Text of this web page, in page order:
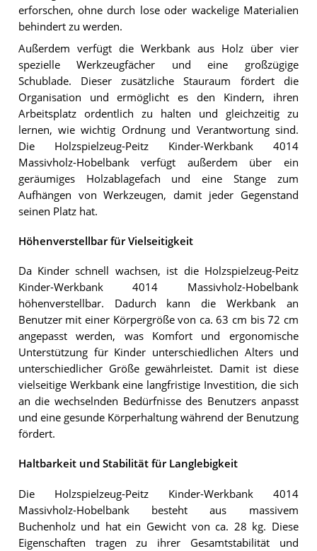
erforschen, ohne durch lose oder wackelige Materialien
behindert zu werden.
Außerdem verfügt die Werkbank aus Holz über vier
spezielle Werkzeugfächer und eine großzügige
Schublade. Dieser zusätzliche Stauraum fördert die
Organisation und ermöglicht es den Kindern, ihren
Arbeitsplatz ordentlich zu halten und gleichzeitig zu
lernen, wie wichtig Ordnung und Verantwortung sind.
Die Holzspielzeug-Peitz Kinder-Werkbank 4014
Massivholz-Hobelbank verfügt außerdem über ein
geräumiges Holzablagefach und eine Stange zum
Aufhängen von Werkzeugen, damit jeder Gegenstand
seinen Platz hat.
Höhenverstellbar für Vielseitigkeit
Da Kinder schnell wachsen, ist die Holzspielzeug-Peitz
Kinder-Werkbank 4014 Massivholz-Hobelbank
höhenverstellbar. Dadurch kann die Werkbank an
Benutzer mit einer Körpergröße von ca. 63 cm bis 72 cm
angepasst werden, was Komfort und ergonomische
Unterstützung für Kinder unterschiedlichen Alters und
unterschiedlicher Größe gewährleistet. Damit ist diese
vielseitige Werkbank eine langfristige Investition, die sich
an die wechselnden Bedürfnisse des Benutzers anpasst
und eine gesunde Körperhaltung während der Benutzung
fördert.
Haltbarkeit und Stabilität für Langlebigkeit
Die Holzspielzeug-Peitz Kinder-Werkbank 4014
Massivholz-Hobelbank besteht aus massivem
Buchenholz und hat ein Gewicht von ca. 28 kg. Diese
Eigenschaften tragen zu ihrer Gesamtstabilität und